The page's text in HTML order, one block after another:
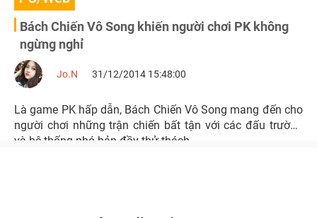
Bách Chiến Vô Song khiến người chơi PK không
ngừng nghỉ
Jo.N 31/12/2014 15:48:00
Là game PK hấp dẫn, Bách Chiến Vô Song mang đến cho
người chơi những trận chiến bất tận với các đấu trường
và hệ thống phó bản đầy thử thách.